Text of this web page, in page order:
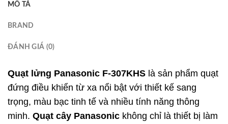
MÔ TẢ
BRAND
ĐÁNH GIÁ (0)
Quạt lửng Panasonic F-307KHS là sản phẩm quạt
đứng điều khiển từ xa nổi bật với thiết kế sang
trọng, màu bạc tinh tế và nhiều tính năng thông
minh. Quạt cây Panasonic không chỉ là thiết bị làm